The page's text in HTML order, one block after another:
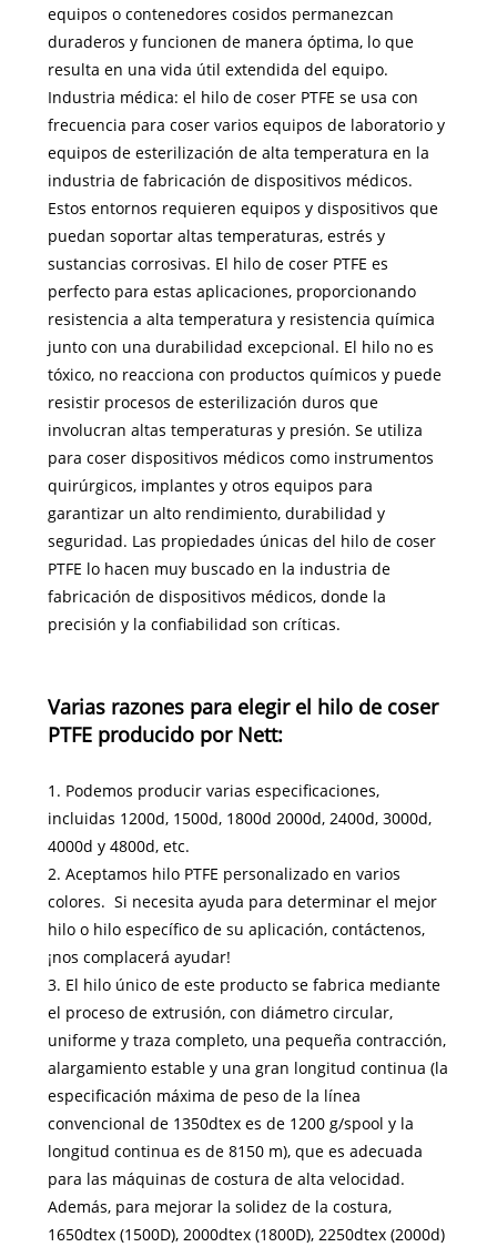
equipos o contenedores cosidos permanezcan
duraderos y funcionen de manera óptima, lo que
resulta en una vida útil extendida del equipo.
Industria médica: el hilo de coser PTFE se usa con
frecuencia para coser varios equipos de laboratorio y
equipos de esterilización de alta temperatura en la
industria de fabricación de dispositivos médicos.
Estos entornos requieren equipos y dispositivos que
puedan soportar altas temperaturas, estrés y
sustancias corrosivas. El hilo de coser PTFE es
perfecto para estas aplicaciones, proporcionando
resistencia a alta temperatura y resistencia química
junto con una durabilidad excepcional. El hilo no es
tóxico, no reacciona con productos químicos y puede
resistir procesos de esterilización duros que
involucran altas temperaturas y presión. Se utiliza
para coser dispositivos médicos como instrumentos
quirúrgicos, implantes y otros equipos para
garantizar un alto rendimiento, durabilidad y
seguridad. Las propiedades únicas del hilo de coser
PTFE lo hacen muy buscado en la industria de
fabricación de dispositivos médicos, donde la
precisión y la confiabilidad son críticas.
Varias razones para elegir el hilo de coser
PTFE producido por Nett:
1. Podemos producir varias especificaciones,
incluidas 1200d, 1500d, 1800d 2000d, 2400d, 3000d,
4000d y 4800d, etc.
2. Aceptamos hilo PTFE personalizado en varios
colores. Si necesita ayuda para determinar el mejor
hilo o hilo específico de su aplicación, contáctenos,
¡nos complacerá ayudar!
3. El hilo único de este producto se fabrica mediante
el proceso de extrusión, con diámetro circular,
uniforme y traza completo, una pequeña contracción,
alargamiento estable y una gran longitud continua (la
especificación máxima de peso de la línea
convencional de 1350dtex es de 1200 g/spool y la
longitud continua es de 8150 m), que es adecuada
para las máquinas de costura de alta velocidad.
Además, para mejorar la solidez de la costura,
1650dtex (1500D), 2000dtex (1800D), 2250dtex (2000d)